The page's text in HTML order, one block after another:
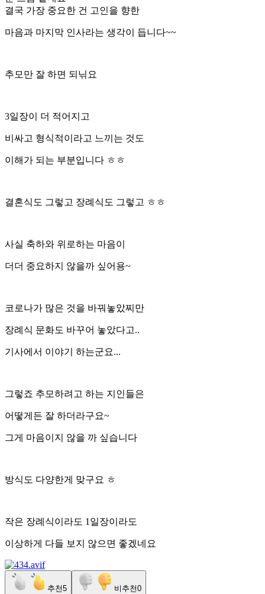
결국 가장 중요한 건 고인을 향한
마음과 마지막 인사라는 생각이 듭니다~~
추모만 잘 하면 되닊요
3일장이 더 적어지고
비싸고 형식적이라고 느끼는 것도
이해가 되는 부분입니다 ㅎㅎ
결혼식도 그렇고 장례식도 그렇고 ㅎㅎ
사실 축하와 위로하는 마음이
더더 중요하지 않을까 싶어용~
코로나가 많은 것을 바꿔놓았찌만
장례식 문화도 바꾸어 놓았다고..
기사에서 이야기 하는군요...
그렇죠 추모하려고 하는 지인들은
어떻게든 잘 하더라구요~
그게 마음이지 않을 까 싶습니다
방식도 다양한게 맞구요 ㅎ
작은 장례식이라도 1일장이라도
이상하게 다들 보지 않으면 좋겠네요
추천5 비추천0